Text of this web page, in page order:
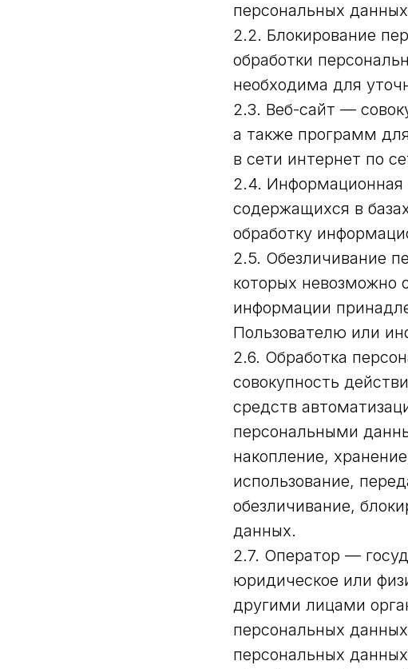
персональных
2.2. Блокирование
обработки
необходима для
2.3. Веб-сайт —
а также программ
в сети интернет по
2.4. Информационная
содержащихся в
обработку
2.5. Обезличивание
которых невозможно
информации
Пользователю или
2.6. Обработка
совокупность
средств
персональными
накопление,
использование,
обезличивание,
данных.
2.7. Оператор —
юридическое или
другими лицами
персональных
персональных